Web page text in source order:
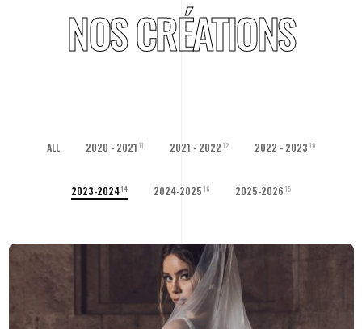
NOS CRÉATIONS
ALL 2020 - 2021 11 2021 - 2022 12 2022 - 2023 10
2023-202414 2024-2025 16 2025-2026 15